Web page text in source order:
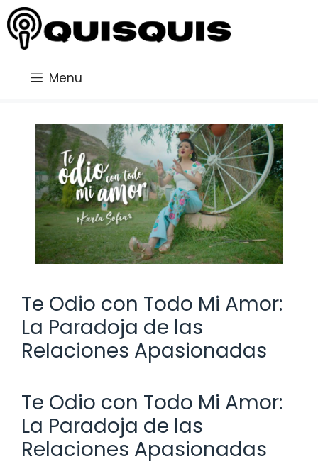
Saltar
al
contenido
Menu
Te Odio con Todo Mi Amor:
La Paradoja de las
Relaciones Apasionadas
Te Odio con Todo Mi Amor:
La Paradoja de las
Relaciones Apasionadas